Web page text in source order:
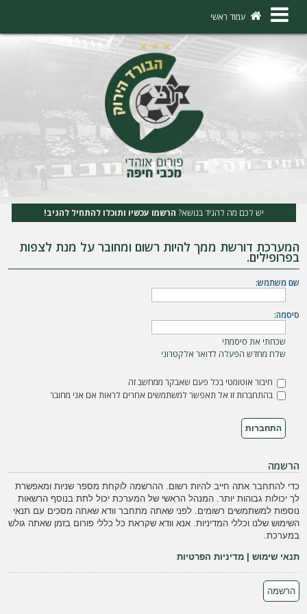
×
ו
ר
ש
מ
עמוד ראשי
יש לכם מה להגיד בנושא? הרשמו עכשיו ותוכלו להתחיל להגיב!
המערכת דורשת ממך להיות רשום ומחובר על מנת לצפות
בפרופילים.
שם משתמש:
סיסמה:
שכחתי את סיסמתי
שלח מחדש הפעלה לדואר אלקטרוני
חיבור אוטומטי בכל פעם שאבקר ממחשב זה
בהתחברות זו אל תאפשר למשתמשים אחרים לראות אם אני מחובר
הרשמה
כדי להתחבר אתה חייב להיות רשום. ההרשמה לוקחת מספר שניות ומאפשרת
לך יכולות גבוהות יותר. המנהל הראשי של המערכת יכול לתת בנוסף הרשאות
נוספות למשתמשים רשומים. לפני שאתה מתחבר וודא שאתה מסכים עם תנאי
השימוש שלנו וכללי המדיניות. אנא וודא שקראת כל כללי פורום בזמן שאתה גולש
במערכת.
תנאי שימוש |מדיניות הפרטיות
הרשמה